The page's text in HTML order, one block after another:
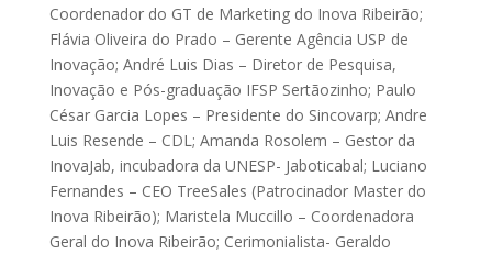
Coordenador do GT de Marketing do Inova Ribeirão;
Flávia Oliveira do Prado – Gerente Agência USP de
Inovação; André Luis Dias – Diretor de Pesquisa,
Inovação e Pós-graduação IFSP Sertãozinho; Paulo
César Garcia Lopes – Presidente do Sincovarp; Andre
Luis Resende – CDL; Amanda Rosolem – Gestor da
InovaJab, incubadora da UNESP- Jaboticabal; Luciano
Fernandes – CEO TreeSales (Patrocinador Master do
Inova Ribeirão); Maristela Muccillo – Coordenadora
Geral do Inova Ribeirão; Cerimonialista- Geraldo